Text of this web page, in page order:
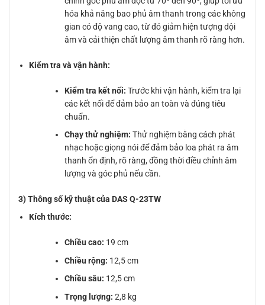
hóa khả năng bao phủ âm thanh trong các không
gian có độ vang cao, từ đó giảm hiện tượng dội
âm và cải thiện chất lượng âm thanh rõ ràng hơn.
Kiểm tra và vận hành:
Kiểm tra kết nối: Trước khi vận hành, kiểm tra lại
các kết nối để đảm bảo an toàn và đúng tiêu
chuẩn.
Chạy thử nghiệm: Thử nghiệm bằng cách phát
nhạc hoặc giọng nói để đảm bảo loa phát ra âm
thanh ổn định, rõ ràng, đồng thời điều chỉnh âm
lượng và góc phủ nếu cần.
3) Thông số kỹ thuật của DAS Q-23TW
Kích thước:
Chiều cao: 19 cm
Chiều rộng: 12,5 cm
Chiều sâu: 12,5 cm
Trọng lượng: 2,8 kg